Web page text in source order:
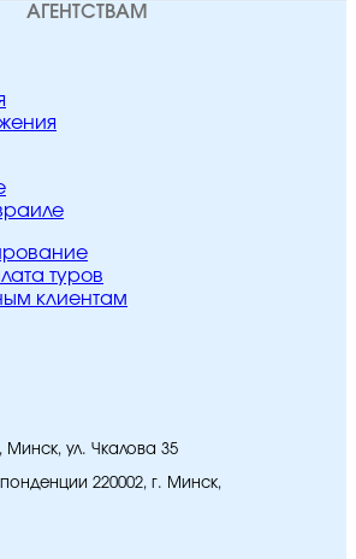
АГЕНТСТВАМ
туров
клиентам
Минск, ул. Чкалова 35
220002, г. Минск,